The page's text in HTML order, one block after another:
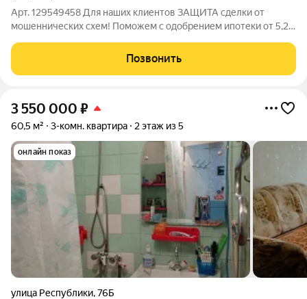
Арт. 129549458 Для наших клиентов ЗАЩИТА сделки от
мошеннических схем! Поможем с одобрением ипотеки от 5,2%
доме по ул. Чернышевского. Квартира расположена в 3-
квартирном доме, что
Позвонить
3 550 000 ₽
60,5 м² 3-комн. квартира 2 этаж из 5
онлайн показ
улица Республики,76Б